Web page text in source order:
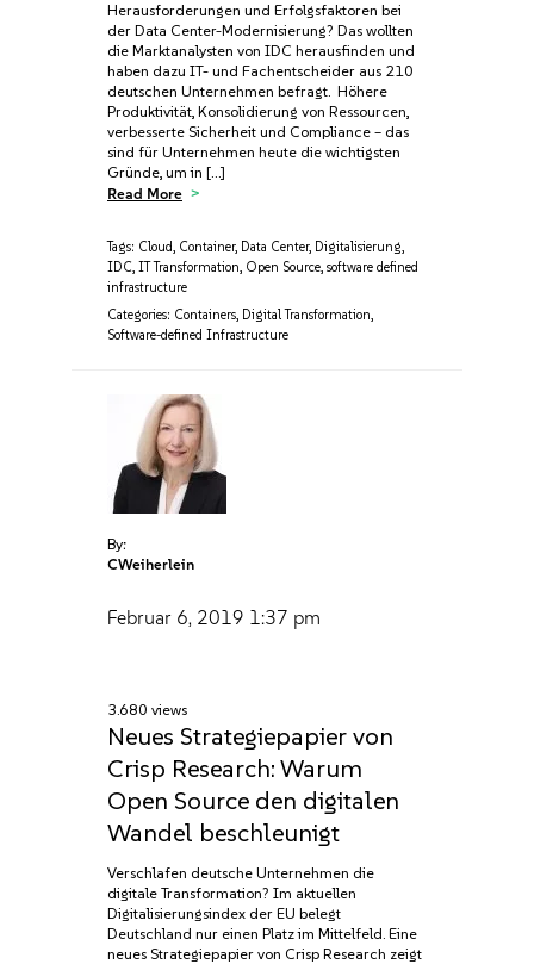
Herausforderungen und Erfolgsfaktoren bei
der Data Center-Modernisierung? Das wollten
die Marktanalysten von IDC herausfinden und
haben dazu IT- und Fachentscheider aus 210
deutschen Unternehmen befragt. Höhere
Produktivität, Konsolidierung von Ressourcen,
verbesserte Sicherheit und Compliance – das
sind für Unternehmen heute die wichtigsten
Gründe, um in […]
Read More
Tags: Cloud, Container, Data Center, Digitalisierung,
IDC, IT Transformation, Open Source, software defined
infrastructure
Categories: Containers, Digital Transformation,
Software-defined Infrastructure
By:
CWeiherlein
Februar 6, 2019 1:37 pm
3.680 views
Neues Strategiepapier von
Crisp Research: Warum
Open Source den digitalen
Wandel beschleunigt
Verschlafen deutsche Unternehmen die
digitale Transformation? Im aktuellen
Digitalisierungsindex der EU belegt
Deutschland nur einen Platz im Mittelfeld. Eine
neues Strategiepapier von Crisp Research zeigt